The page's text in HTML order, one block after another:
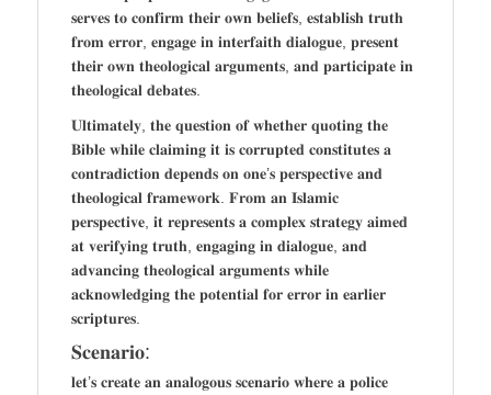
𝐬𝐞𝐫𝐯𝐞𝐬 𝐭𝐨 𝐜𝐨𝐧𝐟𝐢𝐫𝐦 𝐭𝐡𝐞𝐢𝐫 𝐨𝐰𝐧 𝐛𝐞𝐥𝐢𝐞𝐟𝐬, 𝐞𝐬𝐭𝐚𝐛𝐥𝐢𝐬𝐡 𝐭𝐫𝐮𝐭𝐡
𝐟𝐫𝐨𝐦 𝐞𝐫𝐫𝐨𝐫, 𝐞𝐧𝐠𝐚𝐠𝐞 𝐢𝐧 𝐢𝐧𝐭𝐞𝐫𝐟𝐚𝐢𝐭𝐡 𝐝𝐢𝐚𝐥𝐨𝐠𝐮𝐞, 𝐩𝐫𝐞𝐬𝐞𝐧𝐭
𝐭𝐡𝐞𝐢𝐫 𝐨𝐰𝐧 𝐭𝐡𝐞𝐨𝐥𝐨𝐠𝐢𝐜𝐚𝐥 𝐚𝐫𝐠𝐮𝐦𝐞𝐧𝐭𝐬, 𝐚𝐧𝐝 𝐩𝐚𝐫𝐭𝐢𝐜𝐢𝐩𝐚𝐭𝐞 𝐢𝐧
𝐭𝐡𝐞𝐨𝐥𝐨𝐠𝐢𝐜𝐚𝐥 𝐝𝐞𝐛𝐚𝐭𝐞𝐬.
𝐔𝐥𝐭𝐢𝐦𝐚𝐭𝐞𝐥𝐲, 𝐭𝐡𝐞 𝐪𝐮𝐞𝐬𝐭𝐢𝐨𝐧 𝐨𝐟 𝐰𝐡𝐞𝐭𝐡𝐞𝐫 𝐪𝐮𝐨𝐭𝐢𝐧𝐠 𝐭𝐡𝐞
𝐁𝐢𝐛𝐥𝐞 𝐰𝐡𝐢𝐥𝐞 𝐜𝐥𝐚𝐢𝐦𝐢𝐧𝐠 𝐢𝐭 𝐢𝐬 𝐜𝐨𝐫𝐫𝐮𝐩𝐭𝐞𝐝 𝐜𝐨𝐧𝐬𝐭𝐢𝐭𝐮𝐭𝐞𝐬 𝐚
𝐜𝐨𝐧𝐭𝐫𝐚𝐝𝐢𝐜𝐭𝐢𝐨𝐧 𝐝𝐞𝐩𝐞𝐧𝐝𝐬 𝐨𝐧 𝐨𝐧𝐞’𝐬 𝐩𝐞𝐫𝐬𝐩𝐞𝐜𝐭𝐢𝐯𝐞 𝐚𝐧𝐝
𝐭𝐡𝐞𝐨𝐥𝐨𝐠𝐢𝐜𝐚𝐥 𝐟𝐫𝐚𝐦𝐞𝐰𝐨𝐫𝐤. 𝐅𝐫𝐨𝐦 𝐚𝐧 𝐈𝐬𝐥𝐚𝐦𝐢𝐜
𝐩𝐞𝐫𝐬𝐩𝐞𝐜𝐭𝐢𝐯𝐞, 𝐢𝐭 𝐫𝐞𝐩𝐫𝐞𝐬𝐞𝐧𝐭𝐬 𝐚 𝐜𝐨𝐦𝐩𝐥𝐞𝐱 𝐬𝐭𝐫𝐚𝐭𝐞𝐠𝐲 𝐚𝐢𝐦𝐞𝐝
𝐚𝐭 𝐯𝐞𝐫𝐢𝐟𝐲𝐢𝐧𝐠 𝐭𝐫𝐮𝐭𝐡, 𝐞𝐧𝐠𝐚𝐠𝐢𝐧𝐠 𝐢𝐧 𝐝𝐢𝐚𝐥𝐨𝐠𝐮𝐞, 𝐚𝐧𝐝
𝐚𝐝𝐯𝐚𝐧𝐜𝐢𝐧𝐠 𝐭𝐡𝐞𝐨𝐥𝐨𝐠𝐢𝐜𝐚𝐥 𝐚𝐫𝐠𝐮𝐦𝐞𝐧𝐭𝐬 𝐰𝐡𝐢𝐥𝐞
𝐚𝐜𝐤𝐧𝐨𝐰𝐥𝐞𝐝𝐠𝐢𝐧𝐠 𝐭𝐡𝐞 𝐩𝐨𝐭𝐞𝐧𝐭𝐢𝐚𝐥 𝐟𝐨𝐫 𝐞𝐫𝐫𝐨𝐫 𝐢𝐧 𝐞𝐚𝐫𝐥𝐢𝐞𝐫
𝐬𝐜𝐫𝐢𝐩𝐭𝐮𝐫𝐞𝐬.
𝐒𝐜𝐞𝐧𝐚𝐫𝐢𝐨:
𝐥𝐞𝐭’𝐬 𝐜𝐫𝐞𝐚𝐭𝐞 𝐚𝐧 𝐚𝐧𝐚𝐥𝐨𝐠𝐨𝐮𝐬 𝐬𝐜𝐞𝐧𝐚𝐫𝐢𝐨 𝐰𝐡𝐞𝐫𝐞 𝐚 𝐩𝐨𝐥𝐢𝐜𝐞